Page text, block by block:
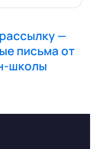
—
письма от
школы